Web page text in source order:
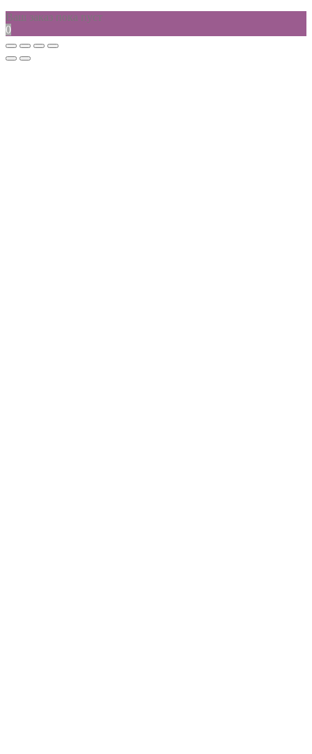
Ваш заказ пока пуст
0